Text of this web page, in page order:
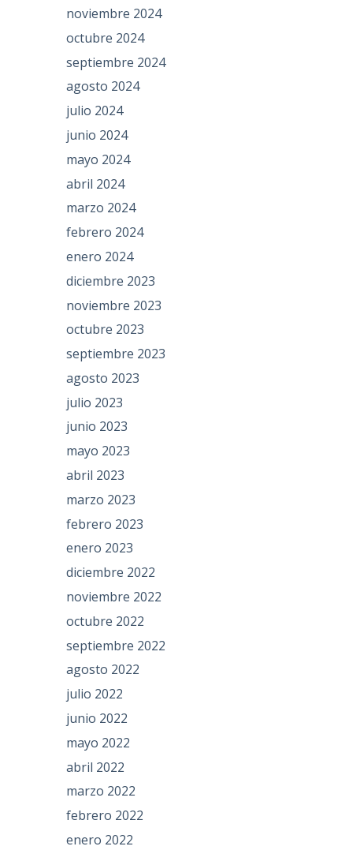
noviembre 2024
octubre 2024
septiembre 2024
agosto 2024
julio 2024
junio 2024
mayo 2024
abril 2024
marzo 2024
febrero 2024
enero 2024
diciembre 2023
noviembre 2023
octubre 2023
septiembre 2023
agosto 2023
julio 2023
junio 2023
mayo 2023
abril 2023
marzo 2023
febrero 2023
enero 2023
diciembre 2022
noviembre 2022
octubre 2022
septiembre 2022
agosto 2022
julio 2022
junio 2022
mayo 2022
abril 2022
marzo 2022
febrero 2022
enero 2022